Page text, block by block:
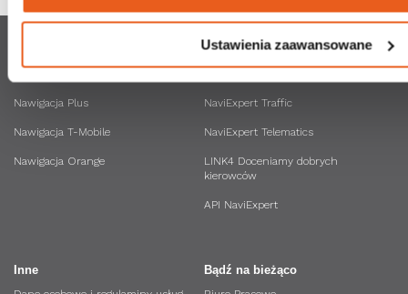
Ustawienia zaawansowane
Nawigacja Plus
Nawigacja T-Mobile
Nawigacja Orange
Pozostałe usługi
NaviExpert Traffic
NaviExpert Telematics
LINK4 Doceniamy dobrych
kierowców
API NaviExpert
Bądź na bieżąco
Inne